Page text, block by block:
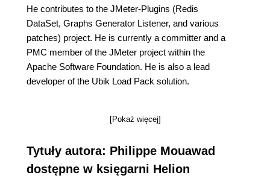
He contributes to the JMeter-Plugins (Redis
DataSet, Graphs Generator Listener, and various
patches) project. He is currently a committer and a
PMC member of the JMeter project within the
Apache Software Foundation. He is also a lead
developer of the Ubik Load Pack solution.
[Pokaż więcej]
Tytuły autora: Philippe Mouawad
dostępne w księgarni Helion